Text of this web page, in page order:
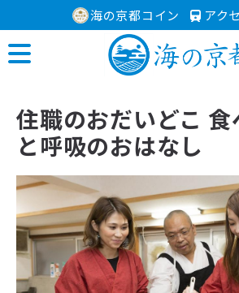
海の京都コイン アク
住職のおだいどこ 食
と呼吸のおはなし